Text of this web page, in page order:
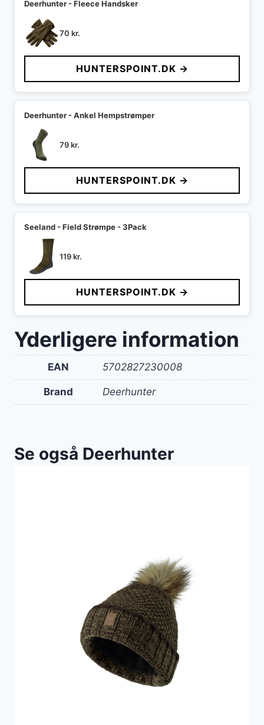
Deerhunter - Fleece Handsker
70 kr.
HUNTERSPOINT.DK →
Deerhunter - Ankel Hempstrømper
79kr.
HUNTERSPOINT.DK →
Seeland - Field Strømpe - 3Pack
119kr.
HUNTERSPOINT.DK →
Yderligere information
EAN 5702827230008
Brand Deerhunter
Se også Deerhunter